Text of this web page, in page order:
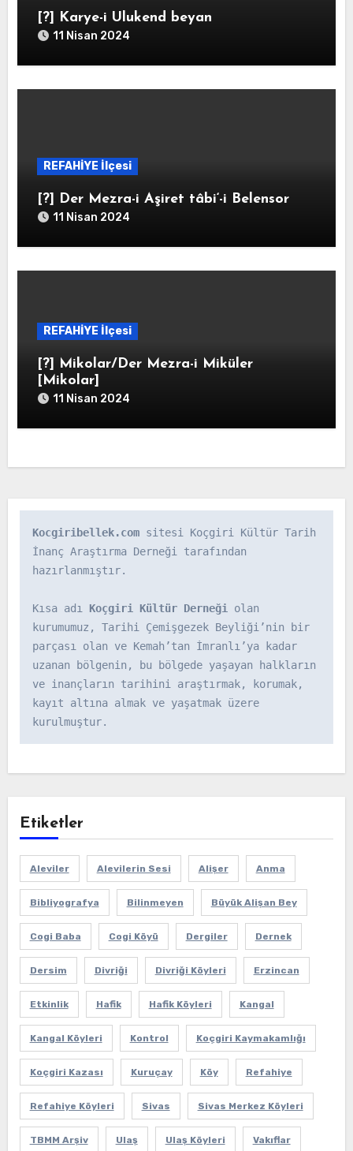
[?] Karye-i Ulukend beyan
11 Nisan 2024
REFAHİYE İlçesi
[?] Der Mezra-i Aşiret tâbi‘-i Belensor
11 Nisan 2024
REFAHİYE İlçesi
[?] Mikolar/Der Mezra-i Miküler
[Mikolar]
11 Nisan 2024
Kocgiribellek.com sitesi Koçgiri Kültür Tarih
İnanç Araştırma Derneği tarafından
hazırlanmıştır.
Kısa adı Koçgiri Kültür Derneği olan
kurumumuz, Tarihi Çemişgezek Beyliği’nin bir
parçası olan ve Kemah’tan İmranlı’ya kadar
uzanan bölgenin, bu bölgede yaşayan halkların
ve inançların tarihini araştırmak, korumak,
kayıt altına almak ve yaşatmak üzere
kurulmuştur.
Etiketler
Aleviler Alevilerin Sesi Alişer Anma
Bibliyografya Bilinmeyen Büyük Alişan Bey
Cogi Baba Cogi Köyü Dergiler Dernek
Dersim Divriği Divriği Köyleri Erzincan
Etkinlik Hafik Hafik Köyleri Kangal
Kangal Köyleri Kontrol Koçgiri Kaymakamlığı
Koçgiri Kazası Kuruçay Köy Refahiye
Refahiye Köyleri Sivas Sivas Merkez Köyleri
TBMM Arşiv Ulaş Ulaş Köyleri Vakıflar